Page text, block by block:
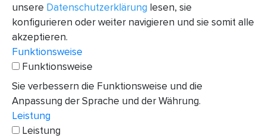
unsere Datenschutzerklärung lesen, sie
konfigurieren oder weiter navigieren und sie somit alle
akzeptieren.
Funktionsweise
Funktionsweise
Sie verbessern die Funktionsweise und die
Anpassung der Sprache und der Währung.
Leistung
Leistung